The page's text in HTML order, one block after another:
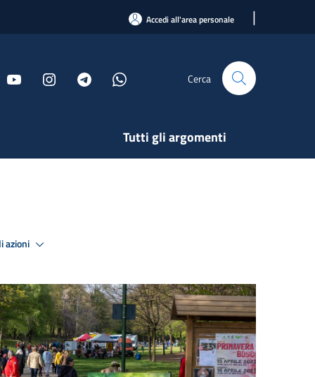
Accedi all'area personale |
Cerca
Tutti gli argomenti
azioni